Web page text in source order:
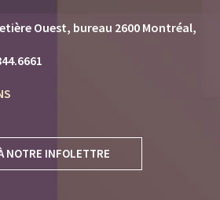
Ouest bureau 2600 Montréal,
NOTRE INFOLETTRE